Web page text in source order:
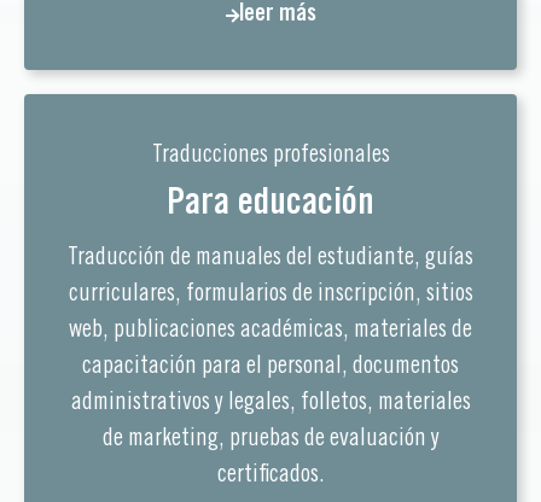
leer más
Traducciones profesionales
Para educación
Traducción de manuales del estudiante, guías
curriculares, formularios de inscripción, sitios
web, publicaciones académicas, materiales de
capacitación para el personal, documentos
administrativos y legales, folletos, materiales
de marketing, pruebas de evaluación y
certificados.